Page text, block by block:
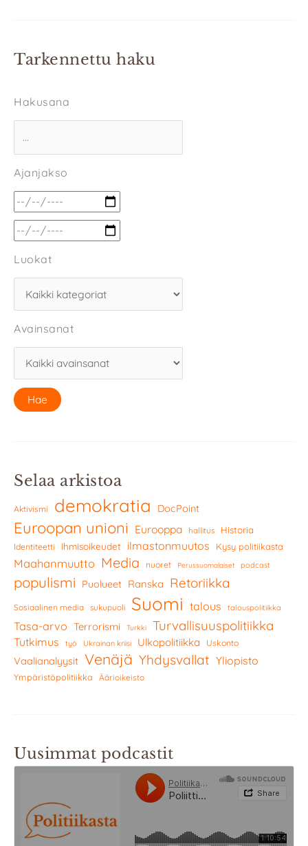
Tarkennettu haku
Hakusana
Ajanjakso
Luokat
Avainsanat
Selaa arkistoa
Aktivismi demokratia DocPoint
Euroopan unioni Eurooppa hallitus Historia
Identiteetti Ihmisoikeudet ilmastonmuutos Kysy politiikasta
Maahanmuutto Media nuoret Perussuomalaiset podcast
populismi Puolueet Ranska Retoriikka
Sosiaalinen media sukupuoli Suomi talous talouspolitiikka
Tasa-arvo Terrorismi Turkki Turvallisuuspolitiikka
Tutkimus työ Ukrainan kriisi Ulkopolitiikka Uskonto
Vaalianalyysit Venäjä Yhdysvallat Yliopisto
Ympäristöpolitiikka Äärioikeisto
Uusimmat podcastit